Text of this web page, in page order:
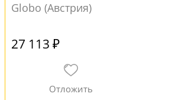
Globo (Австрия)
27 113 ₽